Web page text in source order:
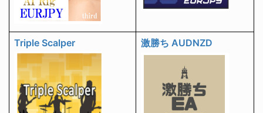
Triple Scalper 激勝ち AUDNZD